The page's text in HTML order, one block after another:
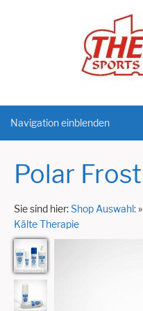
Navigation einblenden
Polar Frost
Sie sind hier:Shop Auswahl:»
Kälte Therapie